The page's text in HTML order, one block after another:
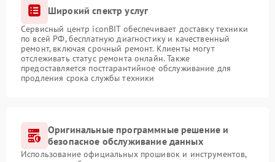
Широкий спектр услуг
Сервисный центр iconBIT обеспечивает доставку техники
по всей РФ, бесплатную диагностику и качественный
ремонт, включая срочный ремонт. Клиенты могут
отслеживать статус ремонта онлайн. Также
предоставляется постгарантийное обслуживание для
продления срока службы техники
Оригинальные программные решение и
безопасное обслуживание данных
Использование официальных прошивок и инструментов,